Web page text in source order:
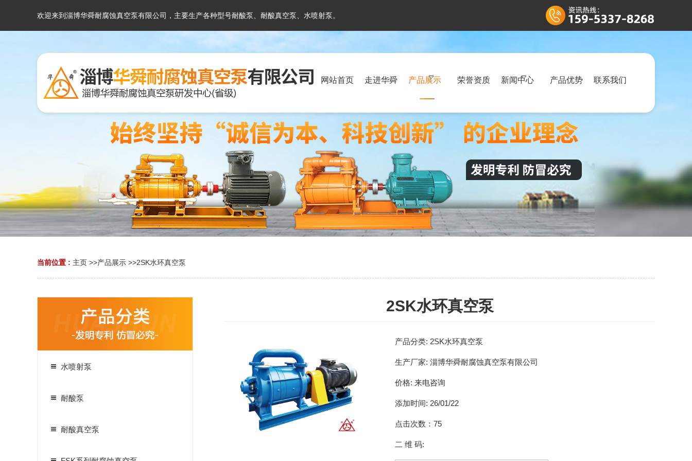
欢迎来到淄博华舜耐腐蚀真空泵有限公司，主要生产各种型号耐酸泵、耐酸真空泵、水喷射泵。
网站首页 走进华舜 产品展示 荣誉资质 新闻中心 产品优势 联系我们
当前位置 : 主页 >>产品展示 >>2SK水环真空泵
水喷射泵
耐酸泵
耐酸真空泵
2SK水环真空泵
产品分类: 2SK水环真空泵
生产厂家: 淄博华舜耐腐蚀真空泵有限公司
价格: 来电咨询
添加时间: 26/01/22
点击次数： 75
二 维 码: